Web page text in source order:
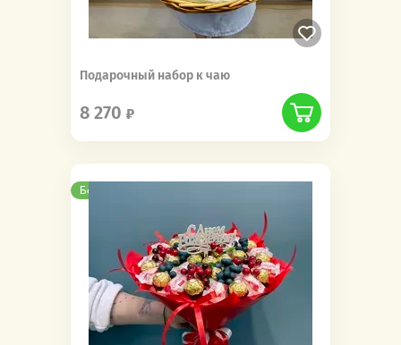
Подарочный набор к чаю
8 270
Бесплатная доставка